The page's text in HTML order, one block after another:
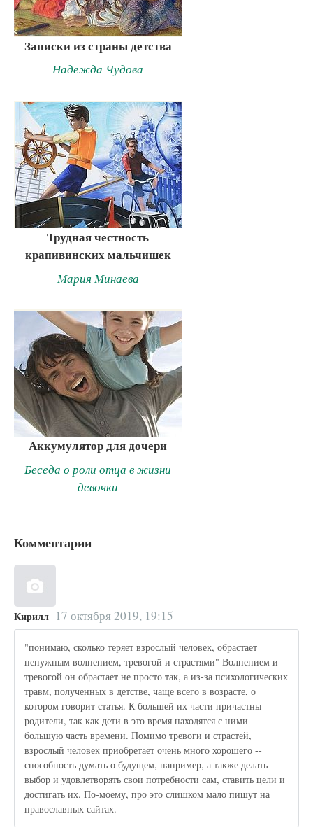
Записки из страны детства
Надежда Чудова
Трудная честность
крапивинских мальчишек
Мария Минаева
Аккумулятор для дочери
Беседа о роли отца в жизни
девочки
Комментарии
Кирилл 17 октября 2019, 19:15
"понимаю, сколько теряет взрослый человек, обрастает
ненужным волнением, тревогой и страстями" Волнением и
тревогой он обрастает не просто так, а из-за психологических
травм, полученных в детстве, чаще всего в возрасте, о
котором говорит статья. К большей их части причастны
родители, так как дети в это время находятся с ними
большую часть времени. Помимо тревоги и страстей,
взрослый человек приобретает очень много хорошего --
способность думать о будущем, например, а также делать
выбор и удовлетворять свои потребности сам, ставить цели и
достигать их. По-моему, про это слишком мало пишут на
православных сайтах.